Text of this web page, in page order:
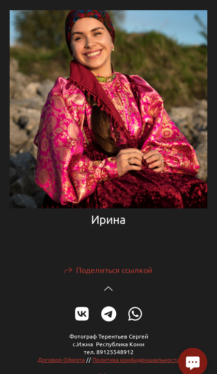
Ирина
Поделиться ссылкой
Фотограф Терентьев Сергей
с.Ижма Республика Коми
тел. 89125548912
Договор-Оферта// Политика конфиденциальности